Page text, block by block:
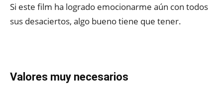
Si este film ha logrado emocionarme aún con todos
sus desaciertos, algo bueno tiene que tener.
Valores muy necesarios